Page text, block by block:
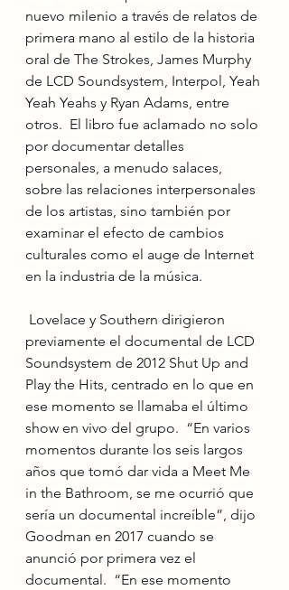
nuevo milenio a través de relatos de
primera mano al estilo de la historia
oral de The Strokes, James Murphy
de LCD Soundsystem, Interpol, Yeah
Yeah Yeahs y Ryan Adams, entre
otros.  El libro fue aclamado no solo
por documentar detalles
personales, a menudo salaces,
sobre las relaciones interpersonales
de los artistas, sino también por
examinar el efecto de cambios
culturales como el auge de Internet
en la industria de la música.
previamente el documental de LCD
Soundsystem de 2012 Shut Up and
Play the Hits, centrado en lo que en
ese momento se llamaba el último
show en vivo del grupo.  “En varios
momentos durante los seis largos
años que tomó dar vida a Meet Me
in the Bathroom, se me ocurrió que
sería un documental increíble”, dijo
Goodman en 2017 cuando se
anunció por primera vez el
documental.  “En ese momento